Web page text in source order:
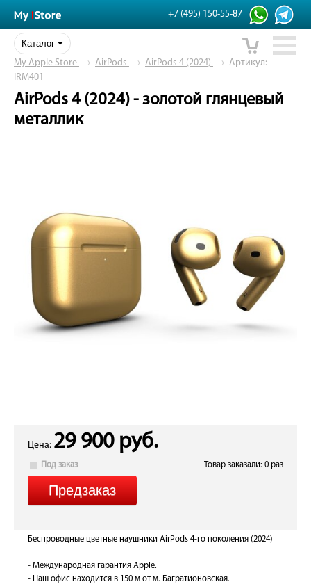
+7 (495) 150-55-87
Каталог
My Apple Store → AirPods → AirPods 4 (2024) → Артикул:
IRM401
AirPods 4 (2024) - золотой глянцевый
металлик
Цена: 29 900 руб.
Под заказ Товар заказали: 0 раз
Беспроводные цветные наушники AirPods 4-го поколения (2024)
- Международная гарантия Apple.
- Наш офис находится в 150 м от м. Багратионовская.